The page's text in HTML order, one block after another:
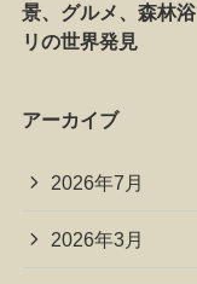
景、グルメ、森林
リの世界発見
アーカイブ
2026年7月
2026年3月